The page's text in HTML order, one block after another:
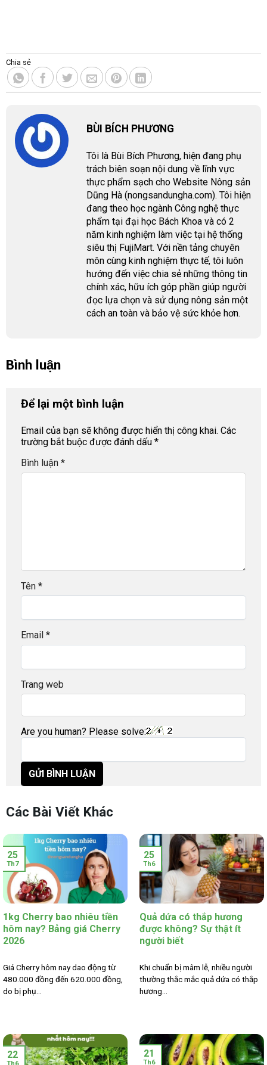
Chia sẻ
BÙI BÍCH PHƯƠNG
Tôi là Bùi Bích Phương, hiện đang phụ
trách biên soạn nội dung về lĩnh vực
thực phẩm sạch cho Website Nông sản
Dũng Hà (nongsandungha.com). Tôi hiện
đang theo học ngành Công nghệ thực
phẩm tại đại học Bách Khoa và có 2
năm kinh nghiệm làm việc tại hệ thống
siêu thị FujiMart. Với nền tảng chuyên
môn cùng kinh nghiệm thực tế, tôi luôn
hướng đến việc chia sẻ những thông tin
chính xác, hữu ích góp phần giúp người
đọc lựa chọn và sử dụng nông sản một
cách an toàn và bảo vệ sức khỏe hơn.
Bình luận
Để lại một bình luận
Email của bạn sẽ không được hiển thị công khai. Các
trường bắt buộc được đánh dấu *
Bình luận *
Tên *
Email *
Trang web
Are you human? Please solve:
Các Bài Viết Khác
1kg Cherry bao nhiêu tiền
hôm nay? Bảng giá Cherry
2026
Giá Cherry hôm nay dao động từ
480.000 đồng đến 620.000 đồng,
do bị phụ...
25
Th7
Quả dứa có thắp hương
được không? Sự thật ít
người biết
Khi chuẩn bị mâm lễ, nhiều người
thường thắc mắc quả dứa có thắp
hương...
25
Th6
22
Th6
21
Th6